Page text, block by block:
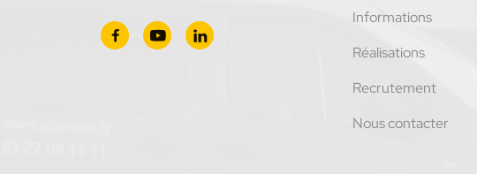
Informations
Réalisations
Recrutement
Nous contacter